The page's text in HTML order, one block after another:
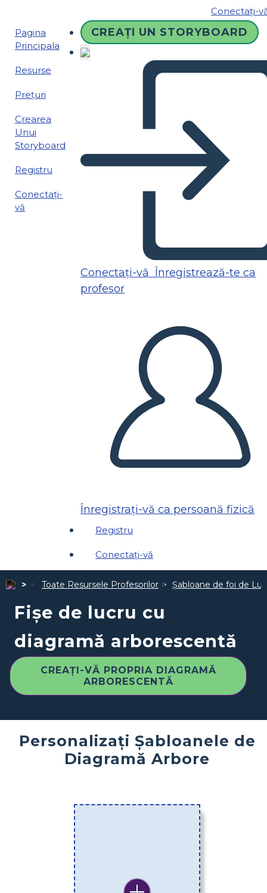
Conectați-
Pagina
Principala
Resurse
Prețuri
Crearea
Unui
Storyboard
Registru
Conectați-
vă
CREAȚI UN STORYBOARD
Conectați-vă Înregistrează-te ca
profesor
Înregistrați-vă ca persoană fizică
Registru
Conectați-vă
Toate Resursele Profesorilor Șabloane de foi de
Fișe de lucru cu
diagramă arborescentă
CREAȚI-VĂ PROPRIA DIAGRAMĂ
ARBORESCENTĂ
Personalizați Șabloanele de
Diagramă Arbore